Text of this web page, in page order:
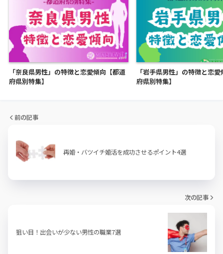
「奈良県男性」の特徴と恋愛傾向【都道
府県別特集】
「岩手県男性」の特徴と恋
府県別特集】
前の記事
再婚・バツイチ婚活を成功させるポイント4選
次の記事
狙い目！出会いが少ない男性の職業7選